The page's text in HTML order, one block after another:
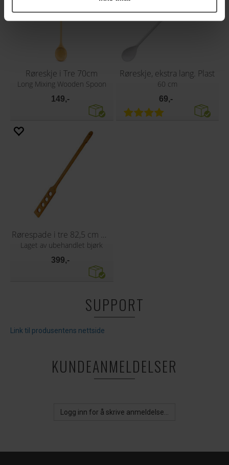
Røreskje i Tre 70cm
Long Mixing Wooden Spoon
149,-
Røreskje, ekstra lang. Plast
60 cm
69,-
Rørespade i tre 82,5 cm med hull
Laget av ubehandlet bjørk
399,-
SUPPORT
Link til produsentens nettside
KUNDEANMELDELSER
Logg inn for å skrive anmeldelse...